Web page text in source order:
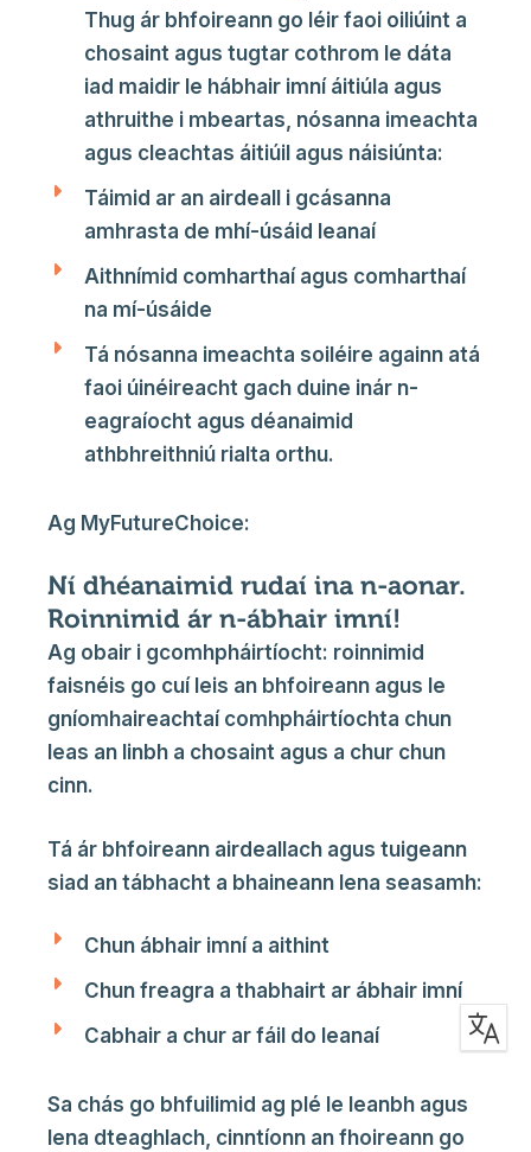
Thug ár bhfoireann go léir faoi oiliúint a
chosaint agus tugtar cothrom le dáta
iad maidir le hábhair imní áitiúla agus
athruithe i mbeartas, nósanna imeachta
agus cleachtas áitiúil agus náisiúnta:
Táimid ar an airdeall i gcásanna
amhrasta de mhí-úsáid leanaí
Aithnímid comharthaí agus comharthaí
na mí-úsáide
Tá nósanna imeachta soiléire againn atá
faoi úinéireacht gach duine inár n-
eagraíocht agus déanaimid
athbhreithniú rialta orthu.
Ag MyFutureChoice:
Ní dhéanaimid rudaí ina n-aonar.
Roinnimid ár n-ábhair imní!
Ag obair i gcomhpháirtíocht: roinnimid
faisnéis go cuí leis an bhfoireann agus le
gníomhaireachtaí comhpháirtíochta chun
leas an linbh a chosaint agus a chur chun
cinn.
Tá ár bhfoireann airdeallach agus tuigeann
siad an tábhacht a bhaineann lena seasamh:
Chun ábhair imní a aithint
Chun freagra a thabhairt ar ábhair imní
Cabhair a chur ar fáil do leanaí
Sa chás go bhfuilimid ag plé le leanbh agus
lena dteaghlach, cinntíonn an fhoireann go